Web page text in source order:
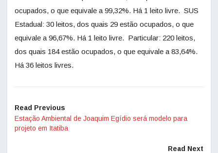
ocupados, o que equivale a 99,32%. Há 1 leito livre. SUS
Estadual: 30 leitos, dos quais 29 estão ocupados, o que
equivale a 96,67%. Há 1 leito livre. Particular: 220 leitos,
dos quais 184 estão ocupados, o que equivale a 83,64%.
Há 36 leitos livres.
Read Previous
Estação Ambiental de Joaquim Egídio será modelo para
projeto em Itatiba
Read Next